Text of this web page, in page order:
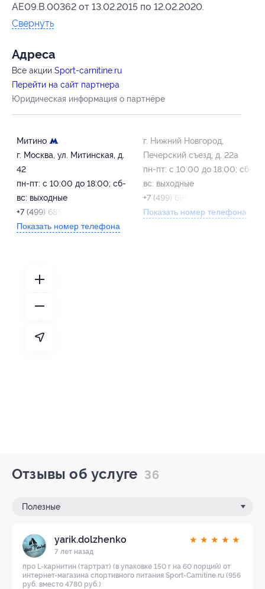
AE09.B.00362 от 13.02.2015 по 12.02.2020.
Свернуть
Адресa
Все акции Sport-carnitine.ru
Перейти на сайт партнера
Юридическая информация о партнёре
Митино
г. Москва, ул. Митинская, д.
42
пн-пт: с 10:00 до 18:00; сб-
вс: выходные
+7 (499) 685-41-43
Показать номер телефона
г. Нижний Новгород,
Печерский съезд, д. 22а
пн-пт: с 10:00 до 18:00; сб-
вс: выходные
+7 (499) 685-41-43
Показать номер телефона
Отзывы об услуге 36
Полезные
yarik.dolzhenko
7 лет назад
★ ★ ★ ★ ★
про L-карнитин (тартрат) (в упаковке 150 г на 60 порций) от
интернет-магазина спортивного питания Sport-Carnitine.ru (956
руб. вместо 4780 руб.)